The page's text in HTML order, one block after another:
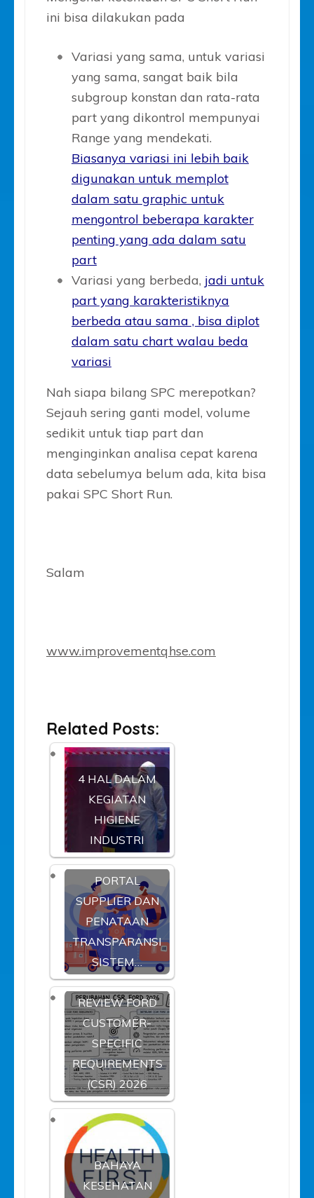
ini bisa dilakukan pada
Variasi yang sama, untuk variasi
yang sama, sangat baik bila
subgroup konstan dan rata-rata
part yang dikontrol mempunyai
Range yang mendekati.
Biasanya variasi ini lebih baik
digunakan untuk memplot
dalam satu graphic untuk
mengontrol beberapa karakter
penting yang ada dalam satu
part
Variasi yang berbeda, jadi untuk
part yang karakteristiknya
berbeda atau sama , bisa diplot
dalam satu chart walau beda
variasi
Nah siapa bilang SPC merepotkan?
Sejauh sering ganti model, volume
sedikit untuk tiap part dan
menginginkan analisa cepat karena
data sebelumya belum ada, kita bisa
pakai SPC Short Run.
Salam
www.improvementqhse.com
Related Posts:
4 HAL DALAM
KEGIATAN
HIGIENE
INDUSTRI
PORTAL
SUPPLIER DAN
PENATAAN
TRANSPARANSI
SISTEM…
REVIEW FORD
CUSTOMER-
SPECIFIC
REQUIREMENTS
(CSR) 2026
BAHAYA
KESEHATAN